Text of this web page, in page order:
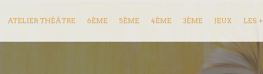
ATELIER THÉÂTRE 6ÈME 5ÈME 4ÈME 3ÈME JEUX LES +